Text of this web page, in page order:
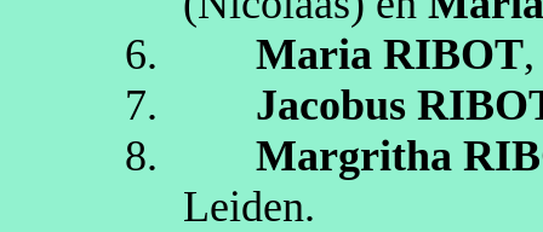
6.
Maria RIBOT
7.
Jacobus
8.
Margritha
Leiden.